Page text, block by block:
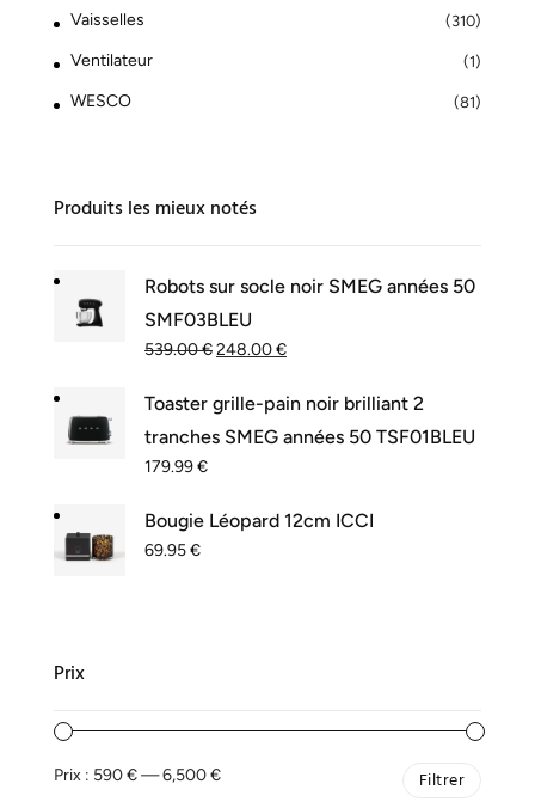
Vaisselles (310)
Ventilateur (1)
WESCO (81)
Produits les mieux notés
Robots sur socle noir SMEG années 50
SMF03BLEU
539.00€248.00€
Toaster grille-pain noir brilliant 2
tranches SMEG années 50 TSF01BLEU
179.99€
Bougie Léopard 12cm ICCI
69.95€
Prix
Filtrer
Prix : 590 €—6,500 €